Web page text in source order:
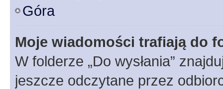
Góra
Moje wiadomości trafiają do
W folderze „Do wysłania”
jeszcze odczytane przez